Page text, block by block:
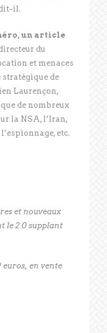
il.
un article
du
et menaces
stratégique de
Laurençon,
de nombreux
la NSA, l’Iran,
etc.
et nouveaux
le 2.0 supplant
euros, en vente